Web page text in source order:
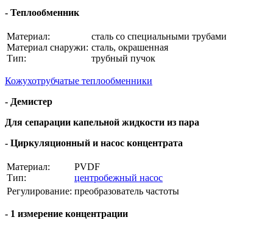
- Теплообменник
Материал:
Материал снаружи:
Тип:
сталь со специальными трубами
сталь, окрашенная
трубный пучок
Кожухотрубчатые теплообменники
- Демистер
Для сепарации капельной жидкости из пара
- Циркуляционный и насос концентрата
Материал:
Тип:
PVDF
центробежный насос
Регулирование: преобразователь частоты
- 1 измерение концентрации